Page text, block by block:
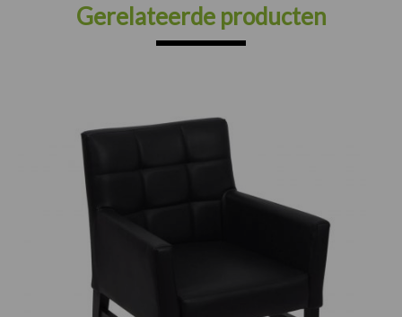
Gerelateerde producten